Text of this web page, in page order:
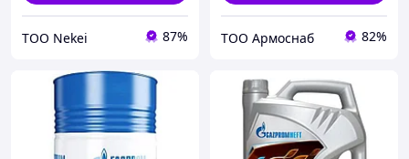
ТОО Nekei 87% ТОО Армоснаб 82%